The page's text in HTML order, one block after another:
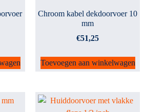
Chroom kabel dekdoorvoer 10
mm
€51,25
Toevoegen aan winkelwagen